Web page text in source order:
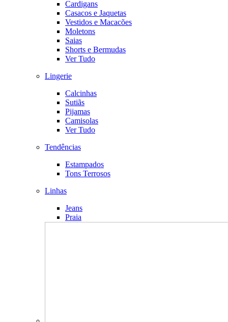
Cardigans
Casacos e Jaquetas
Vestidos e Macacões
Moletons
Saias
Shorts e Bermudas
Ver Tudo
Lingerie
Calcinhas
Sutiãs
Pijamas
Camisolas
Ver Tudo
Tendências
Estampados
Tons Terrosos
Linhas
Jeans
Praia